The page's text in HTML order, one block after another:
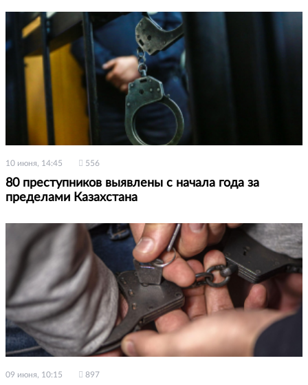
10 июня, 14:45 556
80 преступников выявлены с начала года за
пределами Казахстана
09 июня, 10:15 897